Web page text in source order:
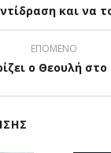
και να
ΕΠΟΜΕΝΟ
ο Θεουλή στο